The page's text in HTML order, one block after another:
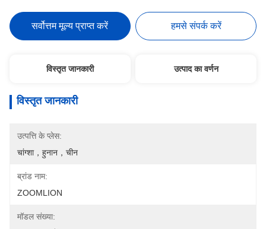
सर्वोत्तम मूल्य प्राप्त करें हमसे संपर्क करें
विस्तृत जानकारी उत्पाद का वर्णन
विस्तृत जानकारी
उत्पत्ति के प्लेस:
चांग्शा，हुनान，चीन
ब्रांड नाम:
ZOOMLION
मॉडल संख्या: